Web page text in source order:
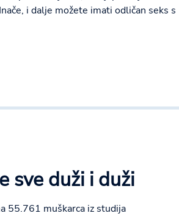
i dalje možete imati odličan seks s
sve duži i duži
55.761 muškarca iz studija